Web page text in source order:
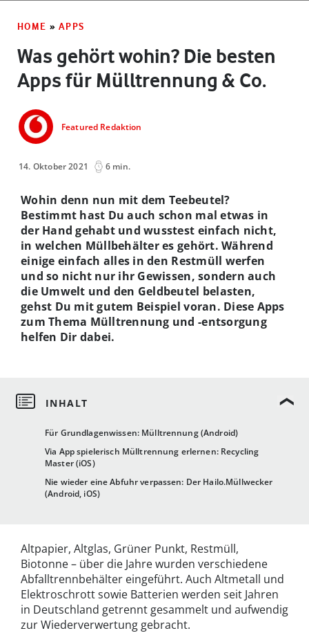
HOME » APPS
Was gehört wohin? Die besten
Apps für Mülltrennung & Co.
Featured Redaktion
14. Oktober 2021 6 min.
Für Grundlagenwissen: Mülltrennung (Android)
Via App spielerisch Mülltrennung erlernen: Recycling
Master (iOS)
Nie wieder eine Abfuhr verpassen: Der Hailo.Müllwecker
(Android, iOS)
Wohin denn nun mit dem Teebeutel?
Bestimmt hast Du auch schon mal etwas in
der Hand gehabt und wusstest einfach nicht,
in welchen Müllbehälter es gehört. Während
einige einfach alles in den Restmüll werfen
und so nicht nur ihr Gewissen, sondern auch
die Umwelt und den Geldbeutel belasten,
gehst Du mit gutem Beispiel voran. Diese Apps
zum Thema Mülltrennung und -entsorgung
helfen Dir dabei.
Altpapier, Altglas, Grüner Punkt, Restmüll,
Biotonne – über die Jahre wurden verschiedene
Abfalltrennbehälter eingeführt. Auch Altmetall und
Elektroschrott sowie Batterien werden seit Jahren
in Deutschland getrennt gesammelt und aufwendig
zur Wiederverwertung gebracht.